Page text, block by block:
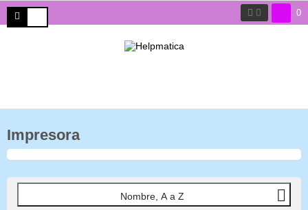
0
Impresora
Nombre, A a Z 